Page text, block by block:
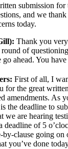
submission for
and we
today.
Thank you
round of
go ahead. You
First of all, I
for the great
amendments. As
the deadline to
we are hearing
deadline of 5
by-clause going
you’ve done